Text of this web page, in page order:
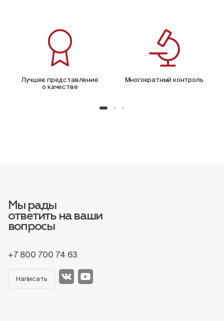
Лучшее представление
о качестве
Многократный контроль
Мы рады
ответить на ваши
вопросы
+7 800 700 74 63
Написать